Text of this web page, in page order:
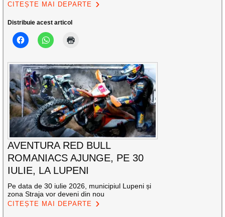
CITEȘTE MAI DEPARTE
Distribuie acest articol
AVENTURA RED BULL
ROMANIACS AJUNGE, PE 30
IULIE, LA LUPENI
Pe data de 30 iulie 2026, municipiul Lupeni și
zona Straja vor deveni din nou
CITEȘTE MAI DEPARTE